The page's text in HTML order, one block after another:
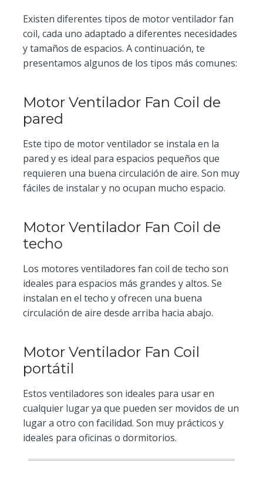
Existen diferentes tipos de motor ventilador fan
coil, cada uno adaptado a diferentes necesidades
y tamaños de espacios. A continuación, te
presentamos algunos de los tipos más comunes:
Motor Ventilador Fan Coil de
pared
Este tipo de motor ventilador se instala en la
pared y es ideal para espacios pequeños que
requieren una buena circulación de aire. Son muy
fáciles de instalar y no ocupan mucho espacio.
Motor Ventilador Fan Coil de
techo
Los motores ventiladores fan coil de techo son
ideales para espacios más grandes y altos. Se
instalan en el techo y ofrecen una buena
circulación de aire desde arriba hacia abajo.
Motor Ventilador Fan Coil
portátil
Estos ventiladores son ideales para usar en
cualquier lugar ya que pueden ser movidos de un
lugar a otro con facilidad. Son muy prácticos y
ideales para oficinas o dormitorios.